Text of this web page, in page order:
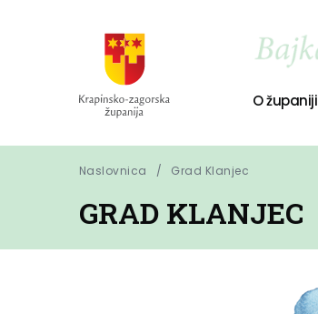
O županiji
Naslovnica Grad Klanjec
GRAD KLANJEC